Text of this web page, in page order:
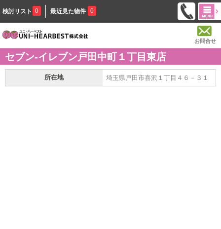
検討リスト 0 最近見た物件 0
お問合せ
セブン-イレブン戸田中町１丁目東店
所在地 埼玉県戸田市喜沢１丁目４６－３１